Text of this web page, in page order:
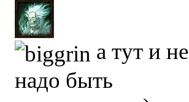
а тут и не
надо быть